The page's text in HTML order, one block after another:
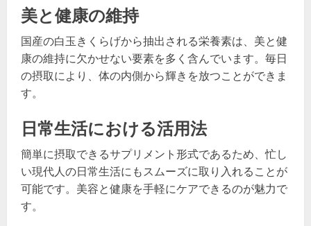
美と健康の維持
国産の白玉きくらげから抽出される栄養素は、美と健
康の維持に欠かせない要素を多く含んでいます。毎日
の摂取により、体の内側から輝きを放つことができま
す。
日常生活における活用法
簡単に摂取できるサプリメント形式であるため、忙し
い現代人の日常生活にもスムーズに取り入れることが
可能です。美容と健康を手軽にケアできるのが魅力で
す。